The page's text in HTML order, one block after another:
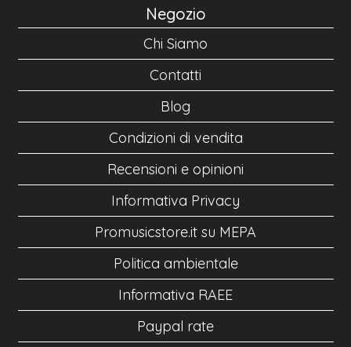
Negozio
Chi Siamo
Contatti
Blog
Condizioni di vendita
Recensioni e opinioni
Informativa Privacy
Promusicstore.it su MEPA
Politica ambientale
Informativa RAEE
Paypal rate